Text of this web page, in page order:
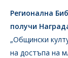
Регионална
получи
„Общински
на достъпа на